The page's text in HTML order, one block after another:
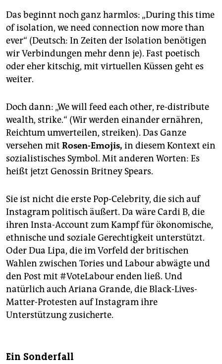
Das beginnt noch ganz harmlos: „During this time
of isolation, we need connection now more than
ever“ (Deutsch: In Zeiten der Isolation benötigen
wir Verbindungen mehr denn je). Fast poetisch
oder eher kitschig, mit virtuellen Küssen geht es
weiter.
Doch dann: „We will feed each other, re-distribute
wealth, strike.“ (Wir werden einander ernähren,
Reichtum umverteilen, streiken). Das Ganze
versehen mit Rosen-Emojis, in diesem Kontext ein
sozialistisches Symbol. Mit anderen Worten: Es
heißt jetzt Genossin Britney Spears.
Sie ist nicht die erste Pop-Celebrity, die sich auf
Instagram politisch äußert. Da wäre Cardi B, die
ihren Insta-Account zum Kampf für ökonomische,
ethnische und soziale Gerechtigkeit unterstützt.
Oder Dua Lipa, die im Vorfeld der britischen
Wahlen zwischen Tories und Labour abwägte und
den Post mit #VoteLabour enden ließ. Und
natürlich auch Ariana Grande, die Black-Lives-
Matter-Protesten auf Instagram ihre
Unterstützung zusicherte.
Ein Sonderfall